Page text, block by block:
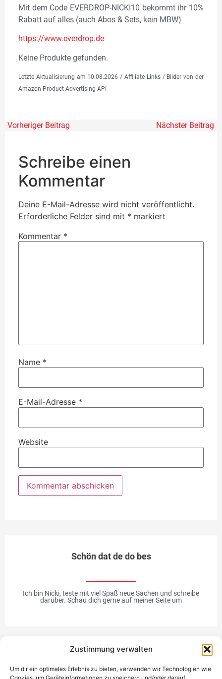
Zustimmung verwalten
Um dir ein optimales Erlebnis zu bieten, verwenden wir Technologien wie
Mit dem Code EVERDROP-NICKI10 bekommt ihr 10%
Rabatt auf alles (auch Abos & Sets, kein MBW)
https://www.everdrop.de
Keine Produkte gefunden.
Letzte Aktualisierung am 10.08.2026 / Affiliate Links / Bilder von der
Amazon Product Advertising API
Vorheriger Beitrag Nächster Beitrag
Schreibe einen
Kommentar
Deine E-Mail-Adresse wird nicht veröffentlicht.
Erforderliche Felder sind mit * markiert
Kommentar *
Name *
E-Mail-Adresse *
Website
Schön dat de do bes
Ich bin Nicki, teste mit viel Spaß neue Sachen und schreibe
darüber. Schau dich gerne auf meiner Seite um